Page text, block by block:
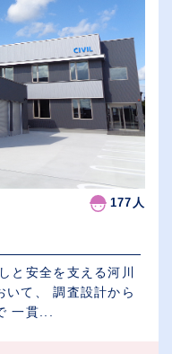
177人
と安全を支える河川
いて、 調査設計から
一貫...